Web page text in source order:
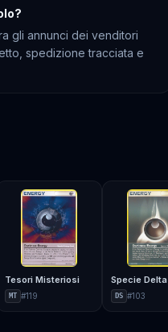
gli annunci dei venditori
spedizione tracciata e
Tesori Misteriosi
MT #119
Specie Delta
DS #103